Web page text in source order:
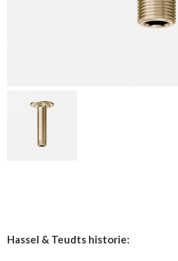
Hassel & Teudts historie: